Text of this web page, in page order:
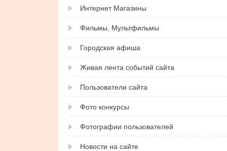
Интернет Магазины
Фильмы, Мультфильмы
Городская афиша
Живая лента событий сайта
Пользователи сайта
Фото конкурсы
Фотографии пользователей
Новости на сайте